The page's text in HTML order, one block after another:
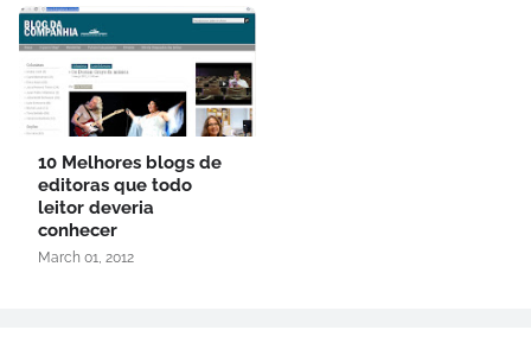
10 Melhores blogs de
editoras que todo
leitor deveria
conhecer
March 01, 2012